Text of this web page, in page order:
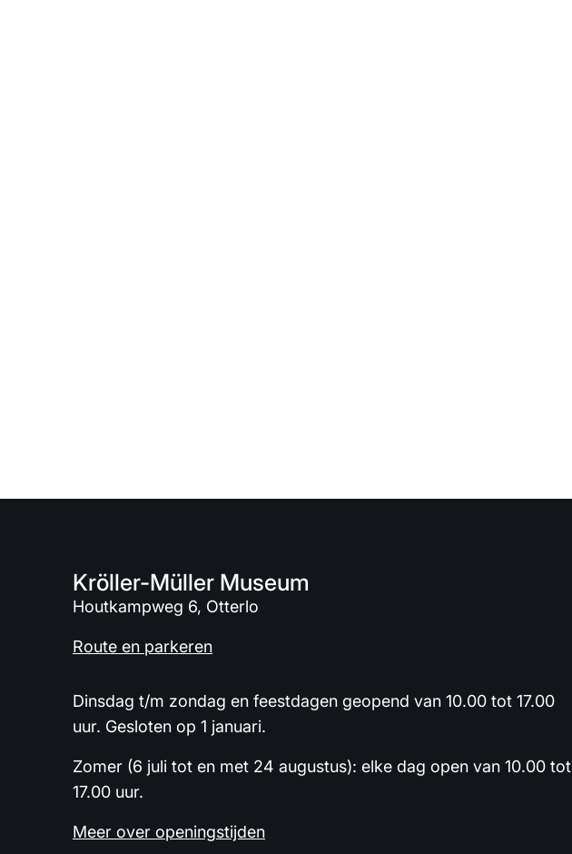
Kröller-Müller Museum
Houtkampweg 6, Otterlo
Route en parkeren
Dinsdag t/m zondag en feestdagen geopend van 10.00 tot 17.00
uur. Gesloten op 1 januari.
Zomer (6 juli tot en met 24 augustus): elke dag open van 10.00 tot
17.00 uur.
Meer over openingstijden